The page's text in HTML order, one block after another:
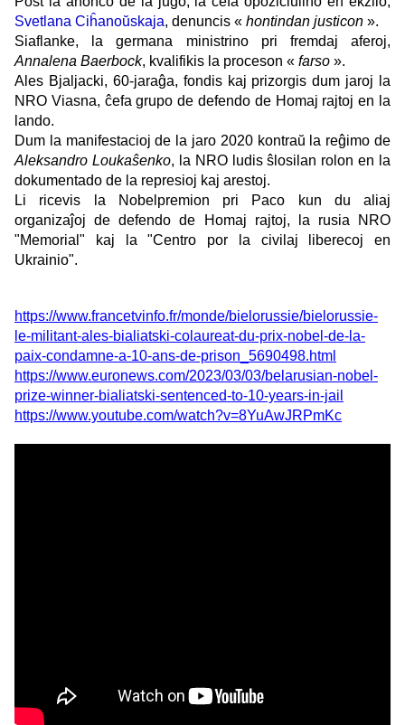
Svetlana Ciĥanoŭskaja, denuncis « hontindan justicon ».
Siaflanke, la germana ministrino pri fremdaj aferoj,
Annalena Baerbock, kvalifikis la proceson « farso ».
Ales Bjaljacki, 60-jaraĝa, fondis kaj prizorgis dum jaroj la
NRO Viasna, ĉefa grupo de defendo de Homaj rajtoj en la
lando.
Dum la manifestacioj de la jaro 2020 kontraŭ la reĝimo de
Aleksandro Loukaŝenko, la NRO ludis ŝlosilan rolon en la
dokumentado de la represioj kaj arestoj.
Li ricevis la Nobelpremion pri Paco kun du aliaj
organizaĵoj de defendo de Homaj rajtoj, la rusia NRO
"Memorial" kaj la "Centro por la civilaj liberecoj en
Ukrainio".
https://www.francetvinfo.fr/monde/bielorussie/bielorussie-
le-militant-ales-bialiatski-colaureat-du-prix-nobel-de-la-
paix-condamne-a-10-ans-de-prison_5690498.html
https://www.euronews.com/2023/03/03/belarusian-nobel-
prize-winner-bialiatski-sentenced-to-10-years-in-jail
https://www.youtube.com/watch?v=8YuAwJRPmKc